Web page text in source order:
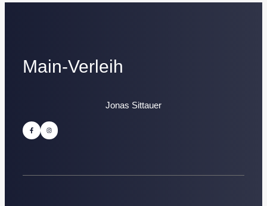
Main-Verleih
Jonas Sittauer